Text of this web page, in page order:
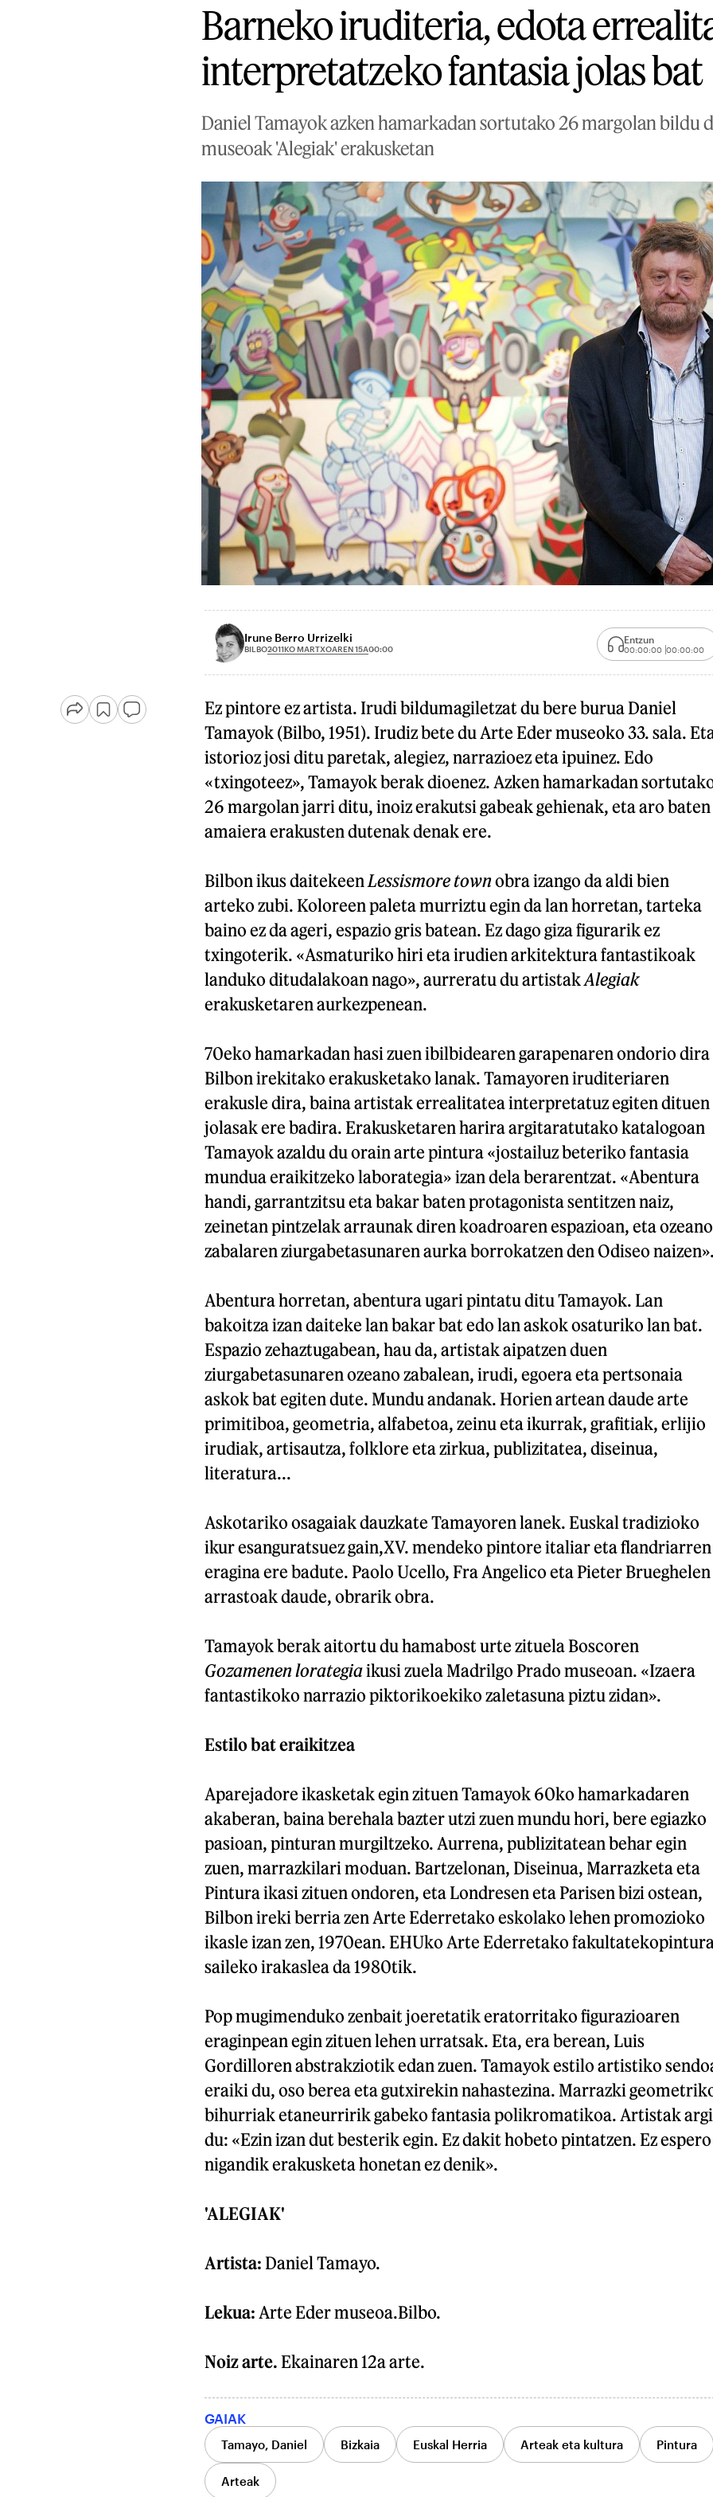
Barneko iruditeria, edota
interpretatzeko fantasia jolas bat
Daniel Tamayok azken hamarkadan sortutako 26 margolan bildu
museoak 'Alegiak' erakusketan
Irune Berro Urrizelki
BILBO2011KO MARTXOAREN 15A00:00
Entzun
00:00:00 00:00:00
Ez pintore ez artista. Irudi bildumagiletzat du bere burua Daniel
Tamayok (Bilbo, 1951). Irudiz bete du Arte Eder museoko 33. sala.
istorioz josi ditu paretak, alegiez, narrazioez eta ipuinez. Edo
«txingoteez», Tamayok berak dioenez. Azken hamarkadan
26 margolan jarri ditu, inoiz erakutsi gabeak gehienak, eta aro baten
amaiera erakusten dutenak denak ere.
Bilbon ikus daitekeen Lessismore townobra izango da aldi bien
arteko zubi. Koloreen paleta murriztu egin da lan horretan, tarteka
baino ez da ageri, espazio gris batean. Ez dago giza figurarik ez
txingoterik. «Asmaturiko hiri eta irudien arkitektura fantastikoak
landuko ditudalakoan nago», aurreratu du artistakAlegiak
erakusketaren aurkezpenean.
70eko hamarkadan hasi zuen ibilbidearen garapenaren ondorio dira
Bilbon irekitako erakusketako lanak. Tamayoren iruditeriaren
erakusle dira, baina artistak errealitatea interpretatuz egiten dituen
jolasak ere badira. Erakusketaren harira argitaratutako katalogoan
Tamayok azaldu du orain arte pintura «jostailuz beteriko fantasia
mundua eraikitzeko laborategia» izan dela berarentzat. «Abentura
handi, garrantzitsu eta bakar baten protagonista sentitzen naiz,
zeinetan pintzelak arraunak diren koadroaren espazioan, eta ozeano
zabalaren ziurgabetasunaren aurka borrokatzen den Odiseo
Abentura horretan, abentura ugari pintatu ditu Tamayok. Lan
bakoitza izan daiteke lan bakar bat edo lan askok osaturiko lan bat.
Espazio zehaztugabean, hau da, artistak aipatzen duen
ziurgabetasunaren ozeano zabalean, irudi, egoera eta pertsonaia
askok bat egiten dute. Mundu andanak. Horien artean daude arte
primitiboa, geometria, alfabetoa, zeinu eta ikurrak, grafitiak, erlijio
irudiak, artisautza, folklore eta zirkua, publizitatea, diseinua,
literatura...
Askotariko osagaiak dauzkate Tamayoren lanek. Euskal tradizioko
ikur esanguratsuez gain,XV. mendeko pintore italiar eta flandriarren
eragina ere badute. Paolo Ucello, Fra Angelico eta Pieter Brueghelen
arrastoak daude, obrarik obra.
Tamayok berak aitortu du hamabost urte zituela Boscoren
Gozamenen lorategiaikusi zuela Madrilgo Prado museoan. «Izaera
fantastikoko narrazio piktorikoekiko zaletasuna piztu zidan».
Estilo bat eraikitzea
Aparejadore ikasketak egin zituen Tamayok 60ko hamarkadaren
akaberan, baina berehala bazter utzi zuen mundu hori, bere egiazko
pasioan, pinturan murgiltzeko. Aurrena, publizitatean behar egin
zuen, marrazkilari moduan. Bartzelonan, Diseinua, Marrazketa eta
Pintura ikasi zituen ondoren, eta Londresen eta Parisen bizi ostean,
Bilbon ireki berria zen Arte Ederretako eskolako lehen promozioko
ikasle izan zen, 1970ean. EHUko Arte Ederretako
saileko irakaslea da 1980tik.
Pop mugimenduko zenbait joeretatik eratorritako figurazioaren
eraginpean egin zituen lehen urratsak. Eta, era berean, Luis
Gordilloren abstrakziotik edan zuen. Tamayok estilo artistiko
eraiki du, oso berea eta gutxirekin nahastezina. Marrazki
bihurriak etaneurririk gabeko fantasia polikromatikoa. Artistak argi
du: «Ezin izan dut besterik egin. Ez dakit hobeto pintatzen. Ez espero
nigandik erakusketa honetan ez denik».
'ALEGIAK'
Artista: Daniel Tamayo.
Lekua: Arte Eder museoa.Bilbo.
Noiz arte. Ekainaren 12a arte.
GAIAK
Tamayo, Daniel Bizkaia Euskal Herria Arteak eta kultura Pintura
Arteak